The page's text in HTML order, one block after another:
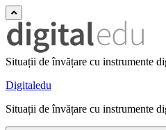
Situații de învățare cu instrumente
Digitaledu
Situații de învățare cu instrumente